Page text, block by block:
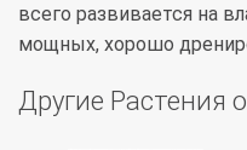
всего развивается на
мощных, хорошо
Другие Растения